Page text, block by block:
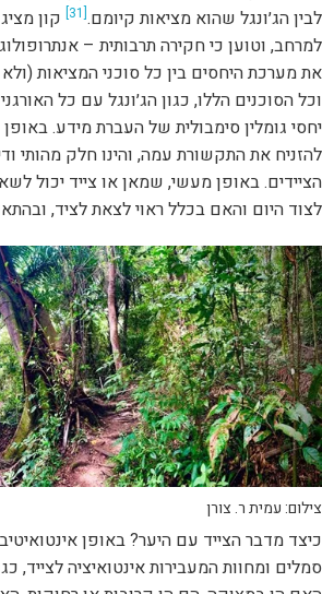
לבין הג׳ונגל שהוא מציאות קיומם.[31]
קון
למרחב, וטוען כי חקירה תרבותית –
את מערכת היחסים בין כל סוכני המציאות
וכל הסוכנים הללו, כגון הג׳ונגל עם כל
יחסי גומלין סימבולית של העברת מידע. באופן
להזניח את התקשורת עמה, והינו חלק מהותי
הציידים. באופן מעשי, שמאן או צייד יכול
לצוד היום והאם בכלל ראוי לצאת לציד,
צילום: עמית ר. צורן
כיצד מדבר הצייד עם היער? באופן
סמלים ומחוות המעבירות אינטואיציה לצייד,